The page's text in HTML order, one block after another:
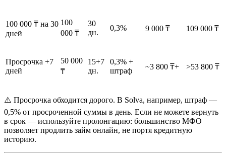
100 000 ₸ на 30
дней
100
000 ₸
30
дн.
0,3% 9 000 ₸ 109 000 ₸
Просрочка +7
дней
50 000
₸
15+7
дн.
0,3% +
штраф
~3 800 ₸+ >53 800 ₸
⚠️ Просрочка обходится дорого. В Solva, например, штраф —
0,5% от просроченной суммы в день. Если не можете вернуть
в срок — используйте пролонгацию: большинство МФО
позволяет продлить займ онлайн, не портя кредитную
историю.